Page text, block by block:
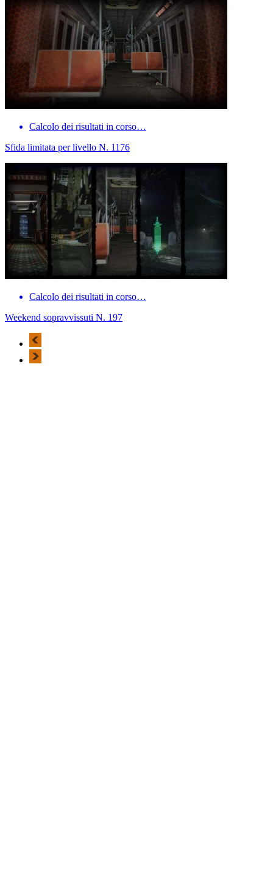
Calcolo dei risultati in corso…
Sfida limitata per livello N. 1176
Calcolo dei risultati in corso…
Weekend sopravvissuti N. 197